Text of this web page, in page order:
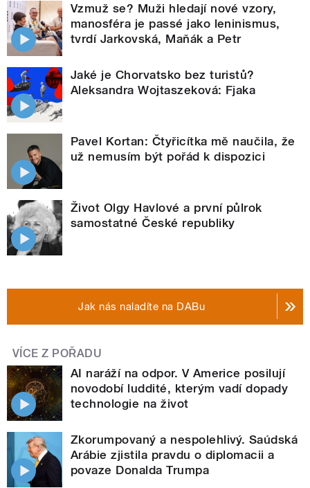
Vzmuž se? Muži hledají nové vzory,
manosféra je passé jako leninismus,
tvrdí Jarkovská, Maňák a Petr
Jaké je Chorvatsko bez turistů?
Aleksandra Wojtaszeková: Fjaka
Pavel Kortan: Čtyřicítka mě naučila, že
už nemusím být pořád k dispozici
Život Olgy Havlové a první půlrok
samostatné České republiky
Jak nás naladíte na DABu
VÍCE Z POŘADU
AI naráží na odpor. V Americe posilují
novodobí luddité, kterým vadí dopady
technologie na život
Zkorumpovaný a nespolehlivý. Saúdská
Arábie zjistila pravdu o diplomacii a
povaze Donalda Trumpa